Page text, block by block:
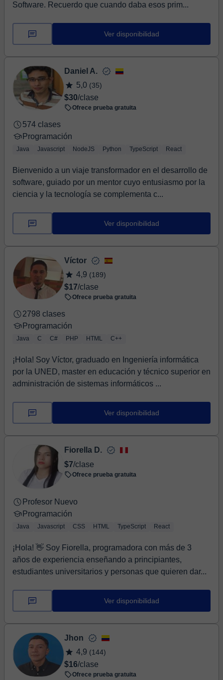
Software. Recuerdo que cuando daba esos prim...
Ver disponibilidad
Daniel A.
5,0 (35)
$30/clase
Ofrece prueba gratuita
574 clases
Programación
Java Javascript NodeJS Python TypeScript React
Bienvenido a un viaje transformador en el desarrollo de
software, guiado por un mentor cuyo entusiasmo por la
ciencia y la tecnología se complementa c...
Ver disponibilidad
Víctor
4,9 (189)
$17/clase
Ofrece prueba gratuita
2798 clases
Programación
Java C C# PHP HTML C++
¡Hola! Soy Víctor, graduado en Ingeniería informática
por la UNED, master en educación y técnico superior en
administración de sistemas informáticos ...
Ver disponibilidad
Fiorella D.
$7/clase
Ofrece prueba gratuita
Profesor Nuevo
Programación
Java Javascript CSS HTML TypeScript React
¡Hola! 👋 Soy Fiorella, programadora con más de 3
años de experiencia enseñando a principiantes,
estudiantes universitarios y personas que quieren dar...
Ver disponibilidad
Jhon
4,9 (144)
$16/clase
Ofrece prueba gratuita